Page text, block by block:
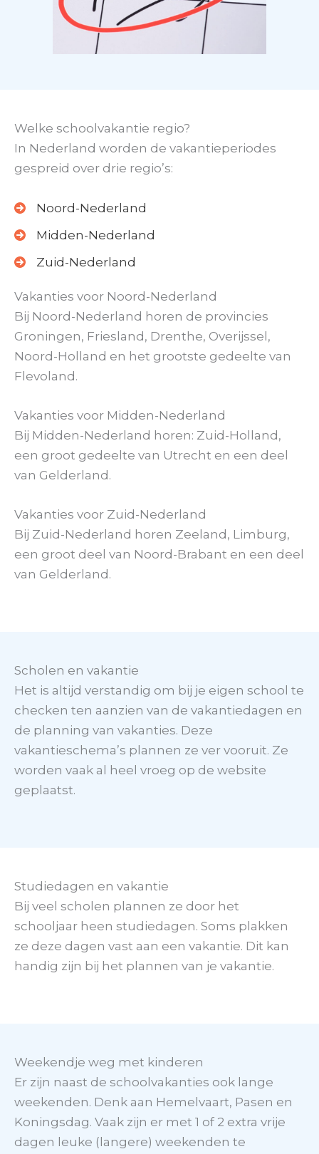
Welke schoolvakantie regio?
In Nederland worden de vakantieperiodes
gespreid over drie regio’s:
Noord-Nederland
Midden-Nederland
Zuid-Nederland
Vakanties voor Noord-Nederland
Bij Noord-Nederland horen de provincies
Groningen, Friesland, Drenthe, Overijssel,
Noord-Holland en het grootste gedeelte van
Flevoland.
Vakanties voor Midden-Nederland
Bij Midden-Nederland horen: Zuid-Holland,
een groot gedeelte van Utrecht en een deel
van Gelderland.
Vakanties voor Zuid-Nederland
Bij Zuid-Nederland horen Zeeland, Limburg,
een groot deel van Noord-Brabant en een deel
van Gelderland.
Scholen en vakantie
Het is altijd verstandig om bij je eigen school te
checken ten aanzien van de vakantiedagen en
de planning van vakanties. Deze
vakantieschema’s plannen ze ver vooruit. Ze
worden vaak al heel vroeg op de website
geplaatst.
Studiedagen en vakantie
Bij veel scholen plannen ze door het
schooljaar heen studiedagen. Soms plakken
ze deze dagen vast aan een vakantie. Dit kan
handig zijn bij het plannen van je vakantie.
Weekendje weg met kinderen
Er zijn naast de schoolvakanties ook lange
weekenden. Denk aan Hemelvaart, Pasen en
Koningsdag. Vaak zijn er met 1 of 2 extra vrije
dagen leuke (langere) weekenden te